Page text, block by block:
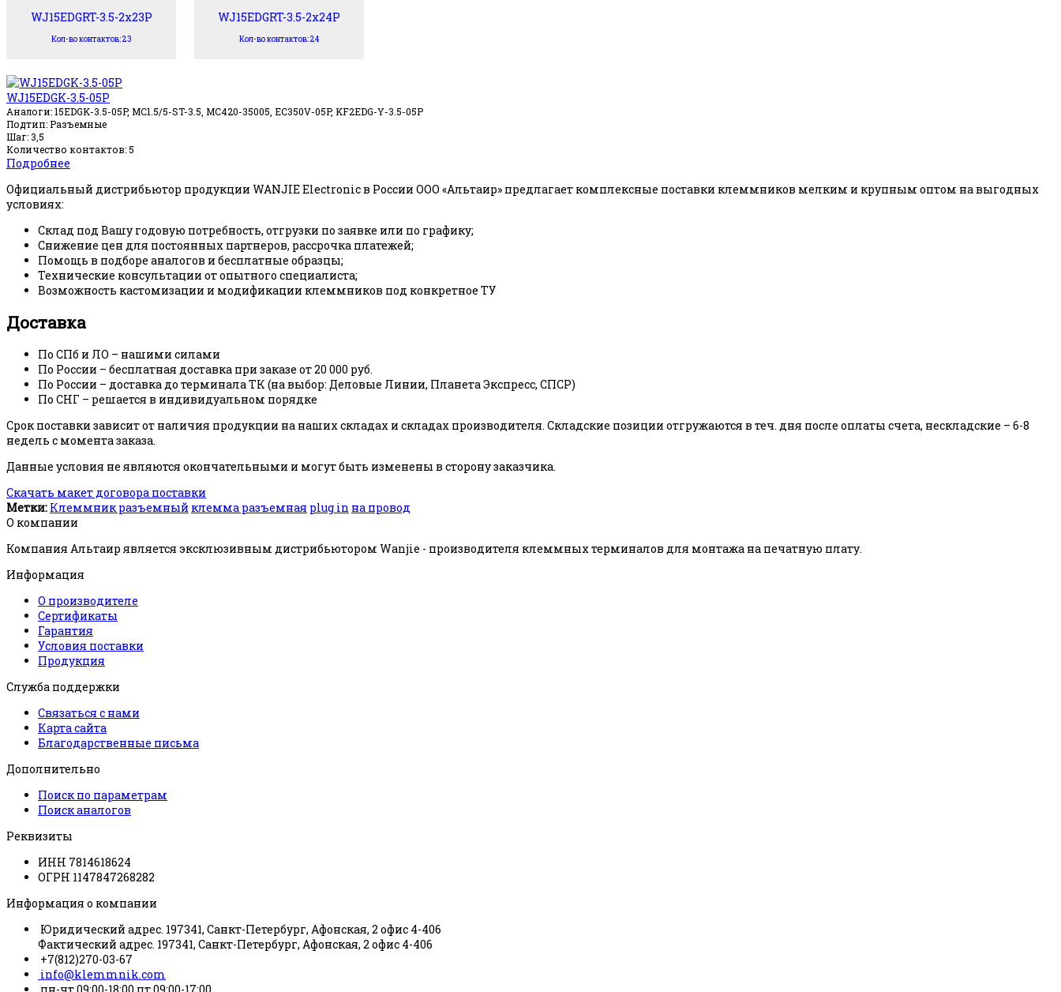
WJ15EDGRT-3.5-2x23P
Кол-во контактов: 23
WJ15EDGRT-3.5-2x24P
Кол-во контактов: 24
WJ15EDGK-3.5-05P
Аналоги: 15EDGK-3.5-05P, MC1.5/5-ST-3.5, MC420-35005, EC350V-05P, KF2EDG-Y-3.5-05P
Подтип: Разъемные
Шаг: 3,5
Количество контактов: 5
Подробнее
Официальный дистрибьютор продукции WANJIE Electronic в России ООО «Альтаир» предлагает комплексные поставки клеммников мелким и крупным оптом на выгодных
условиях:
Склад под Вашу годовую потребность, отгрузки по заявке или по графику;
Снижение цен для постоянных партнеров, рассрочка платежей;
Помощь в подборе аналогов и бесплатные образцы;
Технические консультации от опытного специалиста;
Возможность кастомизации и модификации клеммников под конкретное ТУ
Доставка
По СПб и ЛО – нашими силами
По России – бесплатная доставка при заказе от 20 000 руб.
По России – доставка до терминала ТК (на выбор: Деловые Линии, Планета Экспресс, СПСР)
По СНГ – решается в индивидуальном порядке
Срок поставки зависит от наличия продукции на наших складах и складах производителя. Складские позиции отгружаются в теч. дня после оплаты счета, нескладские – 6-8
недель с момента заказа.
Данные условия не являются окончательными и могут быть изменены в сторону заказчика.
Скачать макет договора поставки
Метки: Клеммник разъемный клемма разъемная plug in на провод
О компании
Компания Альтаир является эксклюзивным дистрибьютором Wanjie - производителя клеммных терминалов для монтажа на печатную плату.
Информация
О производителе
Сертификаты
Гарантия
Условия поставки
Продукция
Служба поддержки
Связаться с нами
Карта сайта
Благодарственные письма
Дополнительно
Поиск по параметрам
Поиск аналогов
Реквизиты
ИНН 7814618624
ОГРН 1147847268282
Информация о компании
Юридический адрес. 197341, Санкт-Петербург, Афонская, 2 офис 4-406
Фактический адрес. 197341, Санкт-Петербург, Афонская, 2 офис 4-406
+7(812)270-03-67
info@klemmnik.com